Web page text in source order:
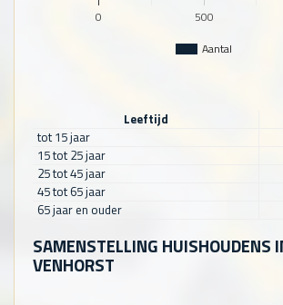
Aantal
0 500
Leeftijd
tot 15 jaar
15 tot 25 jaar
25 tot 45 jaar
45 tot 65 jaar
65 jaar en ouder
SAMENSTELLING HUISHOUDENS
VENHORST